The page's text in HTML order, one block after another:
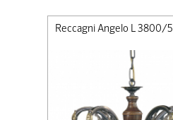
Reccagni Angelo L 3800/5